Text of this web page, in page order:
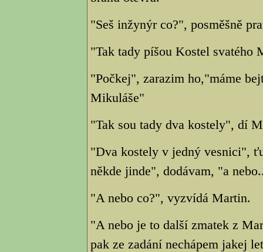
"Seš inžynýr co?", posměšně
"Tak tady píšou Kostel svatého
"Počkej", zarazim ho,"máme
Mikuláše"
"Tak sou tady dva kostely", dí
"Dva kostely v jedný vesnici",
někde jinde", dodávam, "a
"A nebo co?", vyzvídá Martin.
"A nebo je to další zmatek z
pak ze zadání nechápem jakej